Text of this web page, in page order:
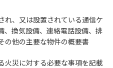
れ、又は設置されている通信ケ
、換気設備、連絡電話設備、排
の他の主要な物件の概要書
火災に対する必要な事項を記載